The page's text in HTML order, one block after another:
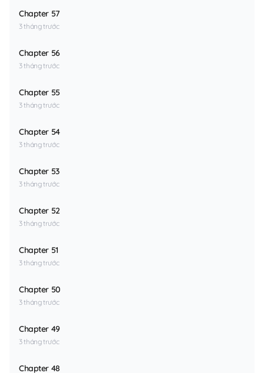
Chapter 57
3 tháng trước
Chapter 56
3 tháng trước
Chapter 55
3 tháng trước
Chapter 54
3 tháng trước
Chapter 53
3 tháng trước
Chapter 52
3 tháng trước
Chapter 51
3 tháng trước
Chapter 50
3 tháng trước
Chapter 49
3 tháng trước
Chapter 48